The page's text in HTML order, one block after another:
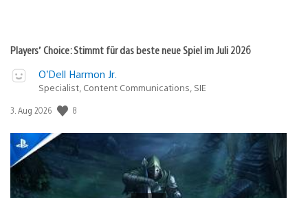
Players’ Choice: Stimmt für das beste neue Spiel im Juli 2026
O’Dell Harmon Jr.
Specialist, Content Communications, SIE
Veröffentlichungsdatum:
3. Aug 2026 8